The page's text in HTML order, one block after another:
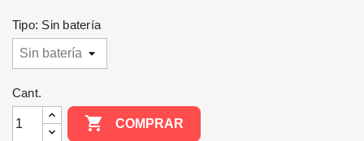
Tipo: Sin batería
Cant.
 COMPRAR